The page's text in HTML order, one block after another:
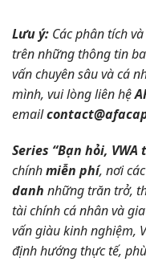
Lưu ý: Các phân tích
trên những thông tin
vấn chuyên sâu và cá
mình, vui lòng liên hệ
email
Series “Bạn hỏi, VWA
chínhmiễn phí, nơi
danh những trăn trở,
tài chính cá nhân và
vấn giàu kinh nghiệm,
định hướng thực tế,